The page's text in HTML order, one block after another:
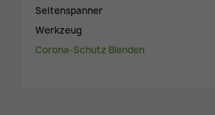
Seitenspanner
Werkzeug
Corona-Schutz Blenden